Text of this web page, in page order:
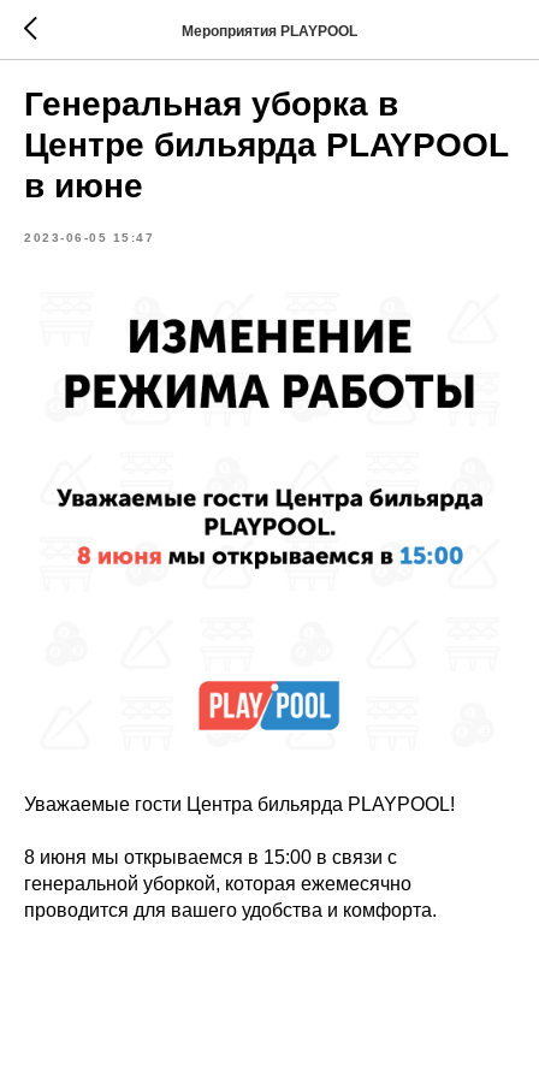
Мероприятия PLAYPOOL
Генеральная уборка в
Центре бильярда PLAYPOOL
в июне
2023-06-05 15:47
Уважаемые гости Центра бильярда PLAYPOOL!
8 июня мы открываемся в 15:00 в связи с
генеральной уборкой, которая ежемесячно
проводится для вашего удобства и комфорта.